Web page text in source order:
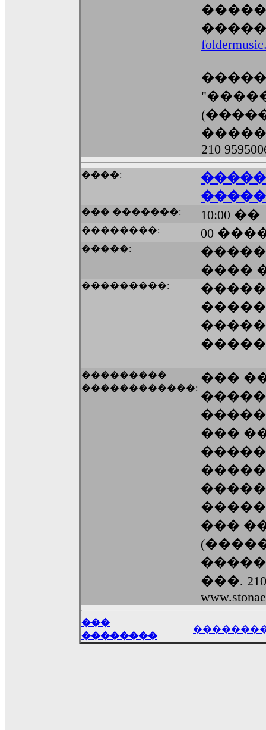
210
����:
��� �������: 10:00 ��
��������: 00
�����:
����
���������:
���������
������������:
���
���
�����
���
���. 210-
���
��������